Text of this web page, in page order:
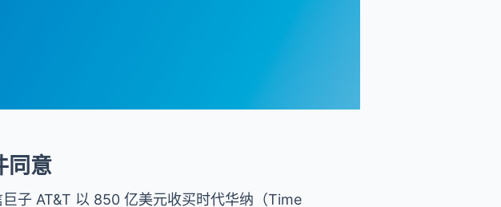
同意
子 AT&T 以 850 亿美元收买时代华纳（Time